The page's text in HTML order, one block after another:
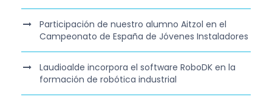
Participación de nuestro alumno Aitzol en el
Campeonato de España de Jóvenes Instaladores
Laudioalde incorpora el software RoboDK en la
formación de robótica industrial